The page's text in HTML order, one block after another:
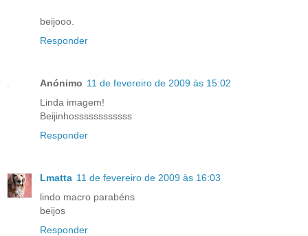
beijooo.
Responder
Anónimo 11 de fevereiro de 2009 às 15:02
Linda imagem!
Beijinhossssssssssss
Responder
Lmatta 11 de fevereiro de 2009 às 16:03
lindo macro parabéns
beijos
Responder